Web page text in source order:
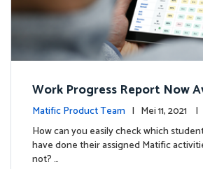
Work Progress Report Now
achers
Matific Product Team | Mei 11, 2021 |
How can you easily check which
have done their assigned Matific
not? …